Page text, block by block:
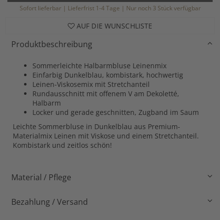
Sofort lieferbar | Lieferfrist 1-4 Tage | Nur noch 3 Stück verfügbar
AUF DIE WUNSCHLISTE
Produktbeschreibung
Sommerleichte Halbarmbluse Leinenmix
Einfarbig Dunkelblau, kombistark, hochwertig
Leinen-Viskosemix mit Stretchanteil
Rundausschnitt mit offenem V am Dekoletté,
Halbarm
Locker und gerade geschnitten, Zugband im Saum
Leichte Sommerbluse in Dunkelblau aus Premium-
Materialmix Leinen mit Viskose und einem Stretchanteil.
Kombistark und zeitlos schön!
Material / Pflege
Bezahlung / Versand